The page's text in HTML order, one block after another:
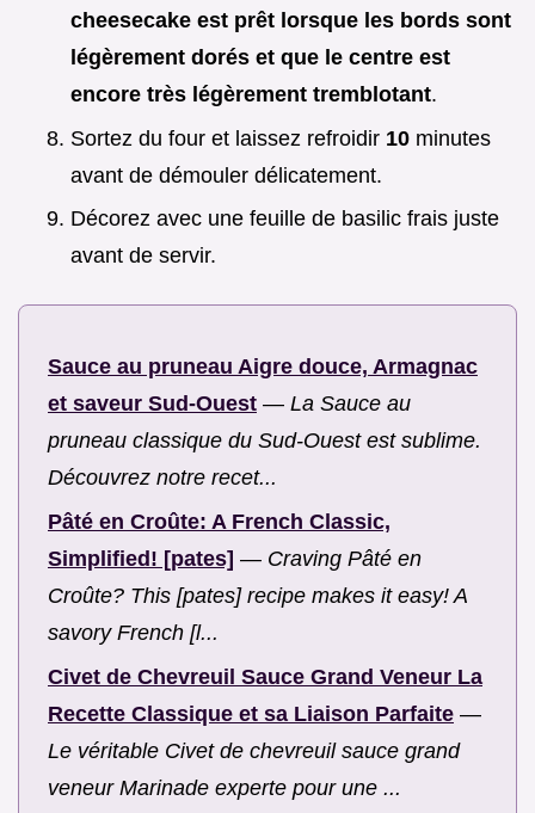
cheesecake est prêt lorsque les bords sont
légèrement dorés et que le centre est
encore très légèrement tremblotant.
Sortez du four et laissez refroidir 10 minutes
avant de démouler délicatement.
Décorez avec une feuille de basilic frais juste
avant de servir.
Sauce au pruneau Aigre douce, Armagnac
et saveur Sud-Ouest — La Sauce au
pruneau classique du Sud-Ouest est sublime.
Découvrez notre recet...
Pâté en Croûte: A French Classic,
Simplified! [pates] — Craving Pâté en
Croûte? This [pates] recipe makes it easy! A
savory French [l...
Civet de Chevreuil Sauce Grand Veneur La
Recette Classique et sa Liaison Parfaite —
Le véritable Civet de chevreuil sauce grand
veneur Marinade experte pour une ...